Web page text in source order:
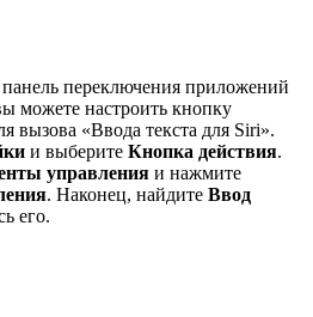
переключения приложений
можете настроить кнопку
вызова «Ввода текста для Siri».
и выберите Кнопка действия.
управления и нажмите
. Наконец, найдите Ввод
его.